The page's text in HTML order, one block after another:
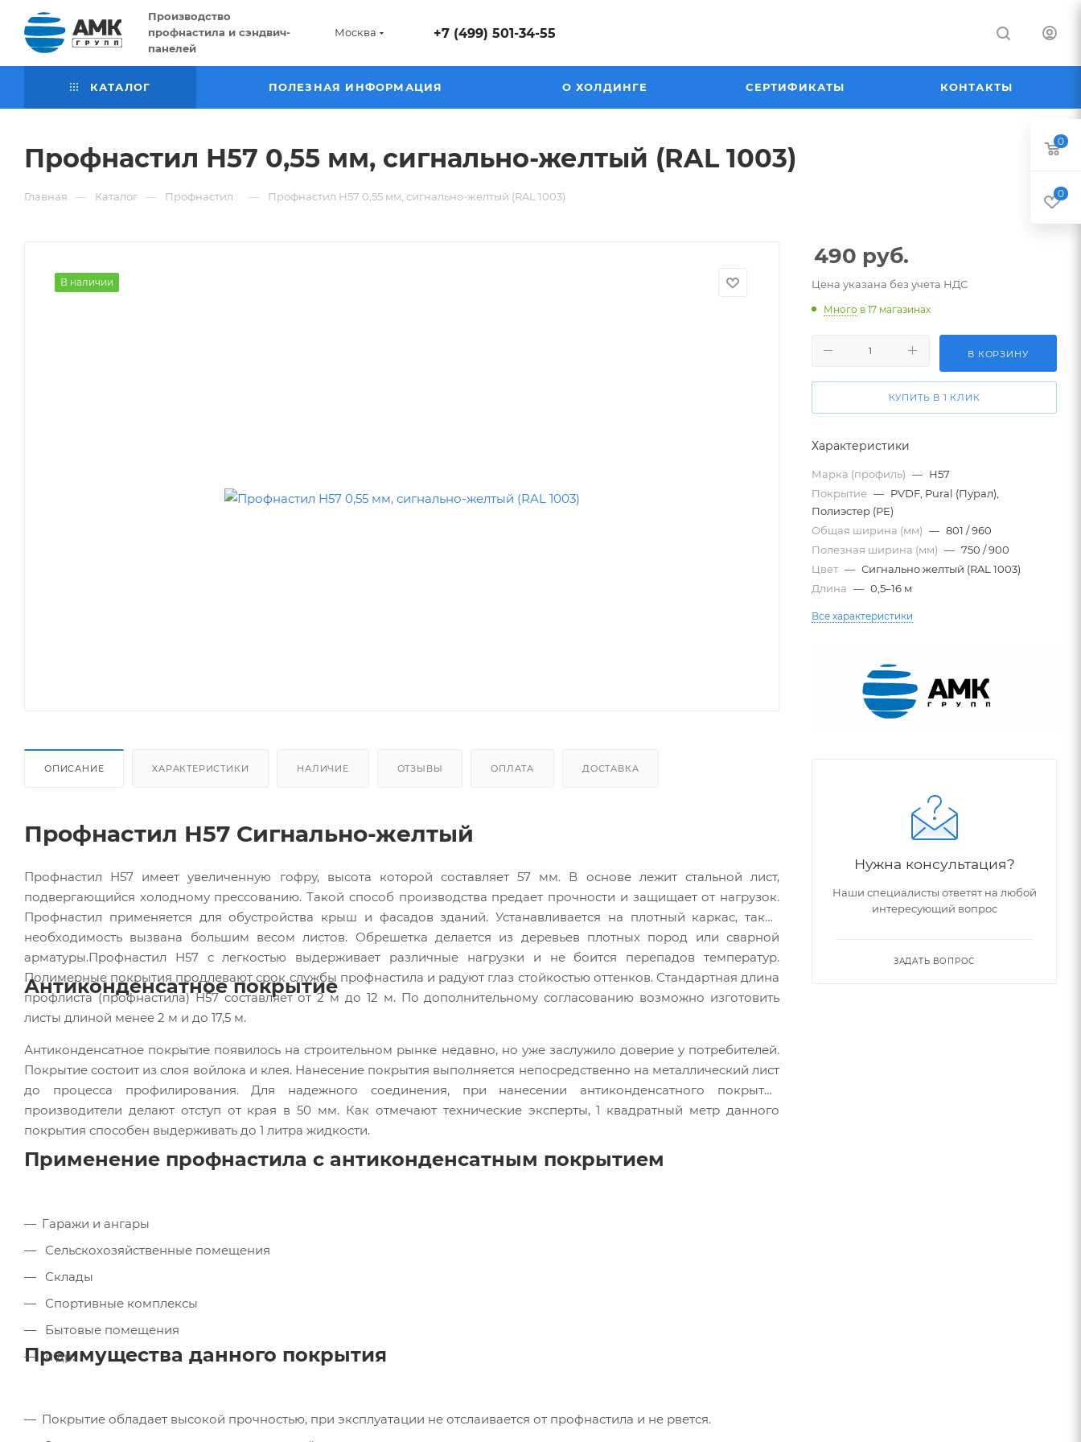
Производство
профнастила и сэндвич-
панелей
Москва +7 (499) 501-34-55
КАТАЛОГ ПОЛЕЗНАЯ ИНФОРМАЦИЯ О ХОЛДИНГЕ СЕРТИФИКАТЫ КОНТАКТЫ
Профнастил Н57 0,55 мм, сигнально-желтый (RAL 1003)
Главная — Каталог — Профнастил — Профнастил Н57 0,55 мм, сигнально-желтый (RAL 1003)
В наличии
ОПИСАНИЕ ХАРАКТЕРИСТИКИ НАЛИЧИЕ ОТЗЫВЫ ОПЛАТА ДОСТАВКА
Профнастил Н57 Сигнально-желтый
Профнастил Н57 имеет увеличенную гофру, высота которой составляет 57 мм. В основе лежит стальной лист,
подвергающийся холодному прессованию. Такой способ производства предает прочности и защищает от нагрузок.
Профнастил применяется для обустройства крыш и фасадов зданий. Устанавливается на плотный каркас, такая
необходимость вызвана большим весом листов. Обрешетка делается из деревьев плотных пород или сварной
арматуры.Профнастил Н57 с легкостью выдерживает различные нагрузки и не боится перепадов температур.
Полимерные покрытия продлевают срок службы профнастила и радуют глаз стойкостью оттенков. Стандартная длина
профлиста (профнастила) Н57 составляет от 2 м до 12 м. По дополнительному согласованию возможно изготовить
листы длиной менее 2 м и до 17,5 м.
Антиконденсатное покрытие
Антиконденсатное покрытие появилось на строительном рынке недавно, но уже заслужило доверие у потребителей.
Покрытие состоит из слоя войлока и клея. Нанесение покрытия выполняется непосредственно на металлический лист
до процесса профилирования. Для надежного соединения, при нанесении антиконденсатного покрытия
производители делают отступ от края в 50 мм. Как отмечают технические эксперты, 1 квадратный метр данного
покрытия способен выдерживать до 1 литра жидкости.
Применение профнастила с антиконденсатным покрытием
Гаражи и ангары
Сельскохозяйственные помещения
Склады
Спортивные комплексы
Бытовые помещения
и др.
Преимущества данного покрытия
Покрытие обладает высокой прочностью, при эксплуатации не отслаивается от профнастила и не рвется.
490 руб.
Цена указана без учета НДС
Много в 17 магазинах
В КОРЗИНУ
КУПИТЬ В 1 КЛИК
Характеристики
Марка (профиль) — Н57
Покрытие — PVDF, Pural (Пурал),
Полиэстер (PE)
Общая ширина (мм) — 801 / 960
Полезная ширина (мм) — 750 / 900
Цвет — Сигнально желтый (RAL 1003)
Длина — 0,5–16 м
Все характеристики
Нужна консультация?
Наши специалисты ответят на любой
интересующий вопрос
ЗАДАТЬ ВОПРОС
0
0